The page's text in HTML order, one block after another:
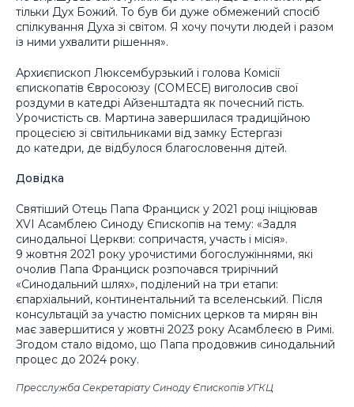
тільки Дух Божий. То був би дуже обмежений спосіб
спілкування Духа зі світом. Я хочу почути людей і разом
із ними ухвалити рішення».
Архиєпископ Люксембурзький і голова Комісії
єпископатів Євросоюзу (СОМЕСЕ) виголосив свої
роздуми в катедрі Айзенштадта як почесний гість.
Урочистість св. Мартина завершилася традиційною
процесією зі світильниками від замку Естергазі
до катедри, де відбулося благословення дітей.
Довідка
Святіший Отець Папа Франциск у 2021 році ініціював
XVI Асамблею Синоду Єпископів на тему: «Задля
синодальної Церкви: сопричастя, участь і місія».
9 жовтня 2021 року урочистими богослужіннями, які
очолив Папа Франциск розпочався трирічний
«Синодальний шлях», поділений на три етапи:
єпархіальний, континентальний та вселенський. Після
консультацій за участю помісних церков та мирян він
має завершитися у жовтні 2023 року Асамблеєю в Римі.
Згодом стало відомо, що Папа продовжив синодальний
процес до 2024 року.
Пресслужба Секретаріату Синоду Єпископів УГКЦ